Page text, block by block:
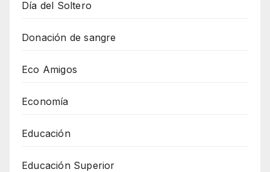
Día del Soltero
Donación de sangre
Eco Amigos
Economía
Educación
Educación Superior